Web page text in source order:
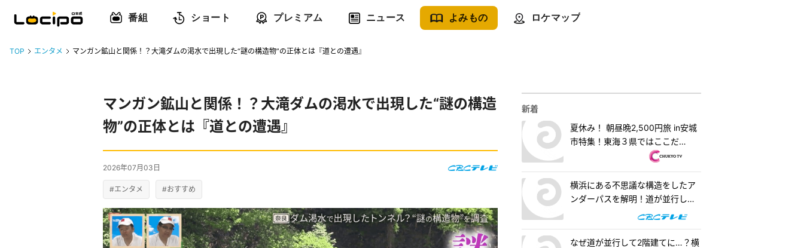
番組 ショート プレミアム ニュース よみもの ロケマップ
TOP エンタメ マンガン鉱山と関係！？大滝ダムの渇水で出現した“謎の構造物”の正体とは『道との遭遇』
マンガン鉱山と関係！？大滝ダムの渇水で出現した“謎の構造
物”の正体とは『道との遭遇』
2026年07月03日
#エンタメ #おすすめ
新着
夏休み！ 朝昼晩2,500円旅 in安城
市特集！東海３県ではここだ
け！？「はなまるうどん×吉野家
コラボで可能性は無限大！＆「福
来源」で食べられる安城の新名物
横浜にある不思議な構造をしたア
ンダーパスを解明！道が並行して2
階建てになったワケとは『道との
なぜ道が並行して2階建てに…？横